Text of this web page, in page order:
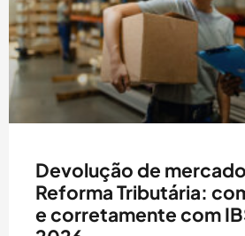
Devolução de
Reforma Tributária:
e corretamente com